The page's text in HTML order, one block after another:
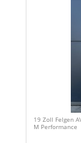
19 Zoll Felgen
M Performance